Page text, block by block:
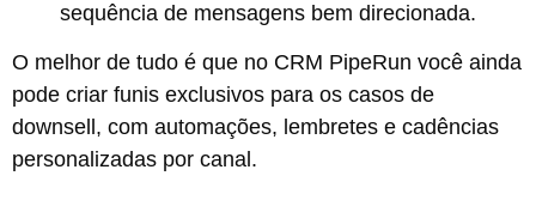
sequência de mensagens bem direcionada.
O melhor de tudo é que no CRM PipeRun você ainda
pode criar funis exclusivos para os casos de
downsell, com automações, lembretes e cadências
personalizadas por canal.